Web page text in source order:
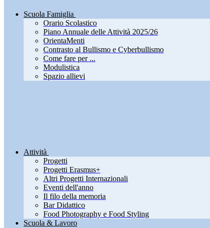
Scuola Famiglia
Orario Scolastico
Piano Annuale delle Attività 2025/26
OrientaMenti
Contrasto al Bullismo e Cyberbullismo
Come fare per ...
Modulistica
Spazio allievi
Attività
Progetti
Progetti Erasmus+
Altri Progetti Internazionali
Eventi dell'anno
Il filo della memoria
Bar Didattico
Food Photography e Food Styling
Scuola & Lavoro